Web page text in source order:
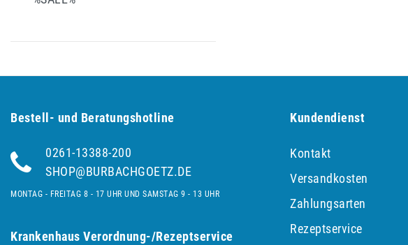
Bestell- und Be­ra­tungs­hot­line
0261-13388-200
SHOP@BURBACHGOETZ.DE
MONTAG - FREITAG 8 - 17 UHR UND SAMSTAG 9 - 13 UHR
Krankenhaus Verordnung-/Rezeptservice
Kundendienst
Kontakt
Versandkosten
Zahlungsarten
Rezeptservice